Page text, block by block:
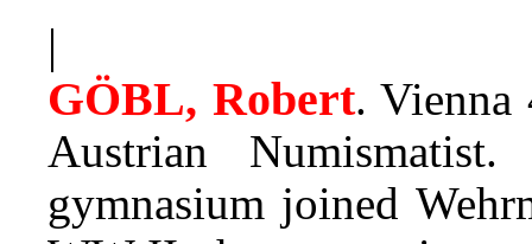
|
GÖBL, Robert. Vienna
Austrian
gymnasium joined